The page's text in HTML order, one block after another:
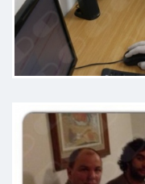
Muy
claro.
sentido.